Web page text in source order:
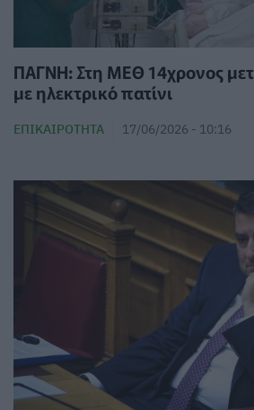
ΠΑΓΝΗ: Στη ΜΕΘ 14χρονος
με ηλεκτρικό πατίνι
ΕΠΙΚΑΙΡΌΤΗΤΑ 17/06/2026 - 10:16